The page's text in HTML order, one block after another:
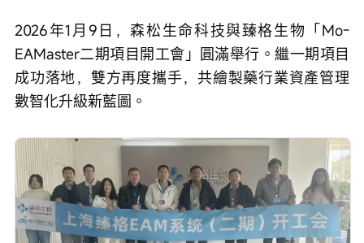
2026年1月9日，森松生命科技與臻格生物「Mo-
EAMaster二期項目開工會」圓滿舉行。繼一期項目
成功落地，雙方再度攜手，共繪製藥行業資產管理
數智化升級新藍圖。